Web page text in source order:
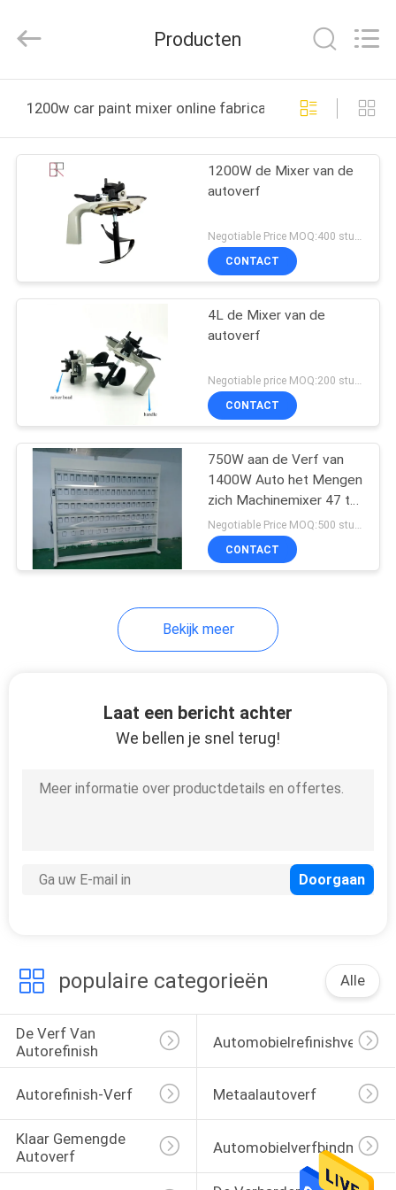
PRODUCTEN
ONGEVEER
FABRIEKSREIS
KWALITEITSCONTROLE
CONTACTEER
ONS
NIEUWS
VERZOEK
OM
POLICY
Co.,Ltd..
Developed
Producten
1200w car paint mixer online fabricage
1200W de Mixer van de
autoverf
Negotiable Price MOQ:400 stukken
CONTACT
4L de Mixer van de
autoverf
CONTACT
750W aan de Verf van
1400W Auto het Mengen
zich Machinemixer 47 tot
102 Opruiers
CONTACT
Bekijk meer
Laat een bericht achter
We bellen je snel terug!
populaire categorieën Alle
De Verf Van
Autorefinish
Automobielrefinishverf
Autorefinish-Verf Metaalautoverf
Klaar Gemengde
Autoverf
Automobielverfbindmiddel